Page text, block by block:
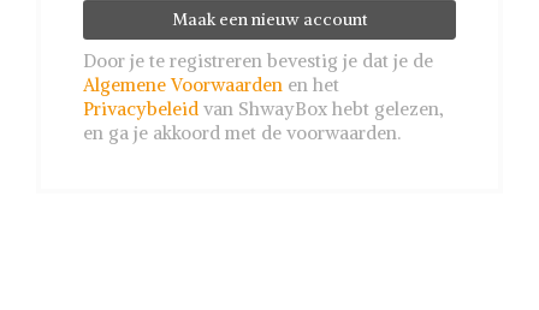
Maak een nieuw account
Door je te registreren bevestig je dat je de
Algemene Voorwaarden en het
Privacybeleid van ShwayBox hebt gelezen,
en ga je akkoord met de voorwaarden.